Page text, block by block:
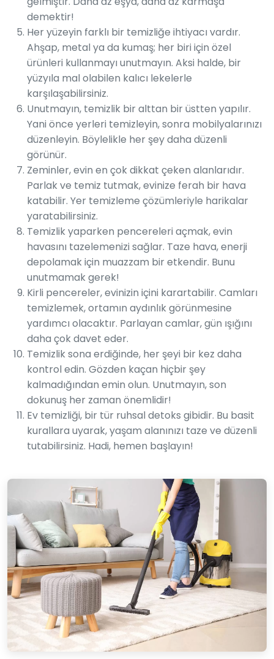
demektir!
Her yüzeyin farklı bir temizliğe ihtiyacı vardır.
Ahşap, metal ya da kumaş; her biri için özel
ürünleri kullanmayı unutmayın. Aksi halde, bir
yüzyıla mal olabilen kalıcı lekelerle
karşılaşabilirsiniz.
Unutmayın, temizlik bir alttan bir üstten yapılır.
Yani önce yerleri temizleyin, sonra mobilyalarınızı
düzenleyin. Böylelikle her şey daha düzenli
görünür.
Zeminler, evin en çok dikkat çeken alanlarıdır.
Parlak ve temiz tutmak, evinize ferah bir hava
katabilir. Yer temizleme çözümleriyle harikalar
yaratabilirsiniz.
Temizlik yaparken pencereleri açmak, evin
havasını tazelemenizi sağlar. Taze hava, enerji
depolamak için muazzam bir etkendir. Bunu
unutmamak gerek!
Kirli pencereler, evinizin içini karartabilir. Camları
temizlemek, ortamın aydınlık görünmesine
yardımcı olacaktır. Parlayan camlar, gün ışığını
daha çok davet eder.
Temizlik sona erdiğinde, her şeyi bir kez daha
kontrol edin. Gözden kaçan hiçbir şey
kalmadığından emin olun. Unutmayın, son
dokunuş her zaman önemlidir!
Ev temizliği, bir tür ruhsal detoks gibidir. Bu basit
kurallara uyarak, yaşam alanınızı taze ve düzenli
tutabilirsiniz. Hadi, hemen başlayın!